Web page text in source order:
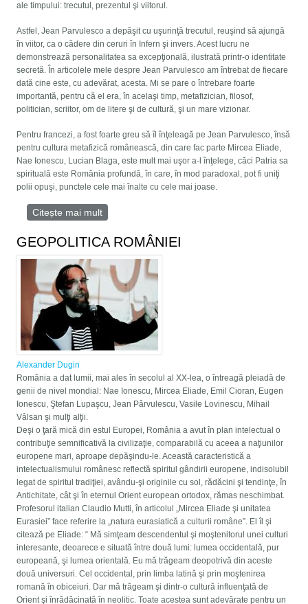
ale timpului: trecutul, prezentul şi viitorul.
Astfel, Jean Parvulesco a depăşit cu uşurinţă trecutul, reuşind să ajungă
în viitor, ca o cădere din ceruri în Infern şi invers. Acest lucru ne
demonstrează personalitatea sa excepţională, ilustrată printr-o identitate
secretă. În articolele mele despre Jean Parvulesco am întrebat de fiecare
dată cine este, cu adevărat, acesta. Mi se pare o întrebare foarte
importantă, pentru că el era, în acelaşi timp, metafizician, filosof,
politician, scriitor, om de litere şi de cultură, şi un mare vizionar.
Pentru francezi, a fost foarte greu să îl înţeleagă pe Jean Parvulesco, însă
pentru cultura metafizică românească, din care fac parte Mircea Eliade,
Nae Ionescu, Lucian Blaga, este mult mai uşor a-l înţelege, căci Patria sa
spirituală este România profundă, în care, în mod paradoxal, pot fi uniţi
polii opuşi, punctele cele mai înalte cu cele mai joase.
Citește mai mult
GEOPOLITICA ROMÂNIEI
Alexander Dugin
România a dat lumii, mai ales în secolul al XX-lea, o întreagă pleiadă de
genii de nivel mondial: Nae Ionescu, Mircea Eliade, Emil Cioran, Eugen
Ionescu, Ştefan Lupaşcu, Jean Pârvulescu, Vasile Lovinescu, Mihail
Vâlsan şi mulţi alţii.
Deşi o ţară mică din estul Europei, România a avut în plan intelectual o
contribuţie semnificativă la civilizaţie, comparabilă cu aceea a naţiunilor
europene mari, aproape depăşindu-le. Această caracteristică a
intelectualismului românesc reflectă spiritul gândirii europene, indisolubil
legat de spiritul tradiţiei, avându-şi originile cu sol, rădăcini şi tendinţe, în
Antichitate, cât şi în eternul Orient european ortodox, rămas neschimbat.
Profesorul italian Claudio Mutti, în articolul „Mircea Eliade şi unitatea
Eurasiei” face referire la „natura eurasiatică a culturii române”. El îl şi
citează pe Eliade: “ Mă simţeam descendentul şi moştenitorul unei culturi
interesante, deoarece e situată între două lumi: lumea occidentală, pur
europeană, şi lumea orientală. Eu mă trăgeam deopotrivă din aceste
două universuri. Cel occidental, prin limba latină şi prin moştenirea
romană în obiceiuri. Dar mă trăgeam şi dintr-o cultură influenţată de
Orient şi înrădăcinată în neolitic. Toate acestea sunt adevărate pentru un